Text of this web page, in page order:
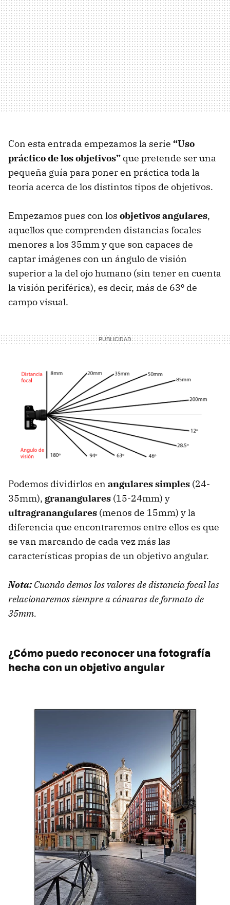
Con esta entrada empezamos la serie “Uso
práctico de los objetivos” que pretende ser una
pequeña guía para poner en práctica toda la
teoría acerca de los distintos tipos de objetivos.
Empezamos pues con los objetivos angulares,
aquellos que comprenden distancias focales
menores a los 35mm y que son capaces de
captar imágenes con un ángulo de visión
superior a la del ojo humano (sin tener en cuenta
la visión periférica), es decir, más de 63º de
campo visual.
Podemos dividirlos en angulares simples (24-
35mm), granangulares (15-24mm) y
ultragranangulares (menos de 15mm) y la
diferencia que encontraremos entre ellos es que
se van marcando de cada vez más las
características propias de un objetivo angular.
Nota:Cuando demos los valores de distancia focal las
relacionaremos siempre a cámaras de formato de
35mm.
¿Cómo puedo reconocer una fotografía
hecha con un objetivo angular